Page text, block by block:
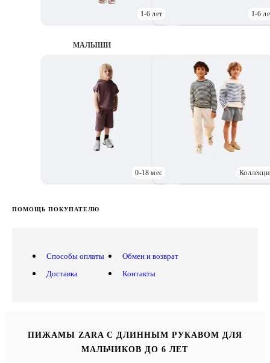
1-6 лет 1-6
МАЛЫШИ
0-18 мес
ПОМОЩЬ ПОКУПАТЕЛЮ
Способы оплаты
Доставка
Обмен и возврат
Контакты
ПИЖАМЫ ZARA С ДЛИННЫМ РУКАВОМ ДЛЯ
МАЛЬЧИКОВ ДО 6 ЛЕТ